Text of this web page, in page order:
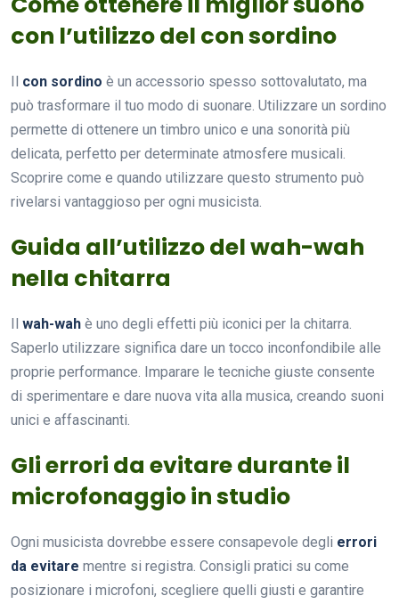
con l’utilizzo del con sordino
Il con sordino è un accessorio spesso sottovalutato, ma
può trasformare il tuo modo di suonare. Utilizzare un sordino
permette di ottenere un timbro unico e una sonorità più
delicata, perfetto per determinate atmosfere musicali.
Scoprire come e quando utilizzare questo strumento può
rivelarsi vantaggioso per ogni musicista.
Guida all’utilizzo del wah-wah
nella chitarra
Il wah-wah è uno degli effetti più iconici per la chitarra.
Saperlo utilizzare significa dare un tocco inconfondibile alle
proprie performance. Imparare le tecniche giuste consente
di sperimentare e dare nuova vita alla musica, creando suoni
unici e affascinanti.
Gli errori da evitare durante il
microfonaggio in studio
Ogni musicista dovrebbe essere consapevole degli errori
da evitare mentre si registra. Consigli pratici su come
posizionare i microfoni, scegliere quelli giusti e garantire